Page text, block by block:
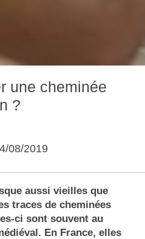
une cheminée
?
08/2019
aussi vieilles que
traces de cheminées
ci sont souvent au
En France, elles